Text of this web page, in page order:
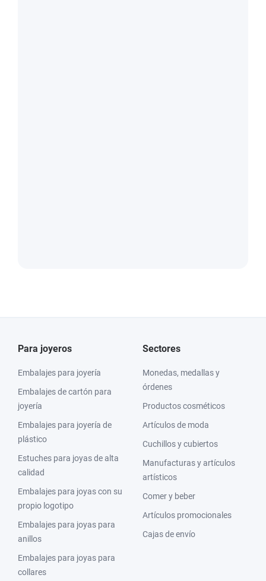
Para joyeros
Embalajes para joyería
Embalajes de cartón para
joyería
Embalajes para joyería de
plástico
Estuches para joyas de alta
calidad
Embalajes para joyas con su
propio logotipo
Embalajes para joyas para
anillos
Embalajes para joyas para
collares
Sectores
Monedas, medallas y
órdenes
Productos cosméticos
Artículos de moda
Cuchillos y cubiertos
Manufacturas y artículos
artísticos
Comer y beber
Artículos promocionales
Cajas de envío